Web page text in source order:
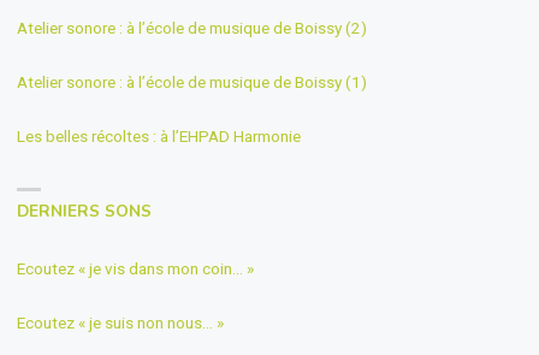
Atelier sonore : à l’école de musique de Boissy (2)
Atelier sonore : à l’école de musique de Boissy (1)
Les belles récoltes : à l’EHPAD Harmonie
DERNIERS SONS
Ecoutez « je vis dans mon coin… »
Ecoutez « je suis non nous… »